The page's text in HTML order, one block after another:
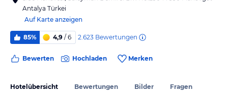
Antalya Türkei
Auf Karte anzeigen
85% 4,9 / 6 2.623 Bewertungen
Bewerten Hochladen Merken
Hotelübersicht Bewertungen Bilder Fragen